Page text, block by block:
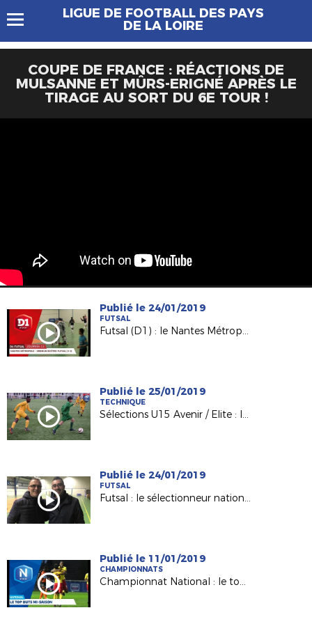
LIGUE DE FOOTBALL DES PAYS
DE LA LOIRE
COUPE DE FRANCE : RÉACTIONS DE
MULSANNE ET MÛRS-ERIGNÉ APRÈS LE
TIRAGE AU SORT DU 6E TOUR !
Publié le 24/01/2019
FUTSAL
Futsal (D1) : le Nantes Métropole accroche le KB United (3-3)
Publié le 25/01/2019
TECHNIQUE
Sélections U15 Avenir / Elite : les explications de F. BODINEAU
Publié le 24/01/2019
FUTSAL
Futsal : le sélectionneur national Pierre Jacky était à Nantes !
Publié le 11/01/2019
CHAMPIONNATS
Championnat National : le top buts mi-saison